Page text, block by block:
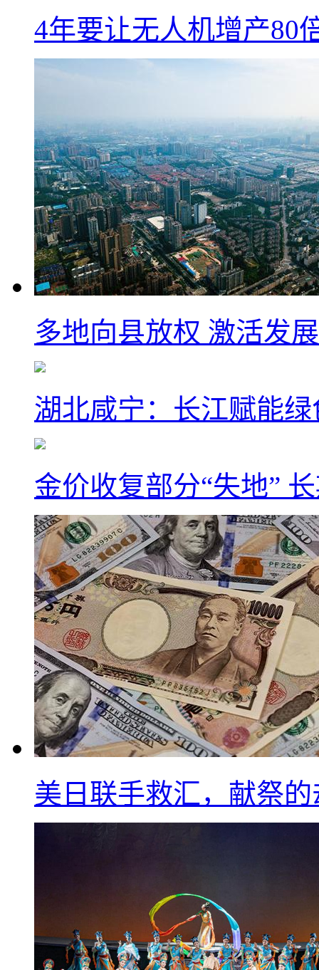
4年要让无人机增产80
多地向县放权 激活发
湖北咸宁：长江赋能
金价收复部分“失地”
美日联手救汇，献祭